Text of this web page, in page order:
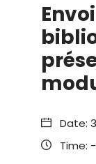
Date:
Time: -